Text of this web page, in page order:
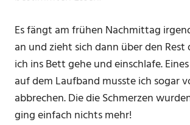
Es fängt am frühen Nachmittag
an und zieht sich dann über den Rest
ich ins Bett gehe und einschlafe.
auf dem Laufband musste ich sogar
abbrechen. Die die Schmerzen
ging einfach nichts mehr!